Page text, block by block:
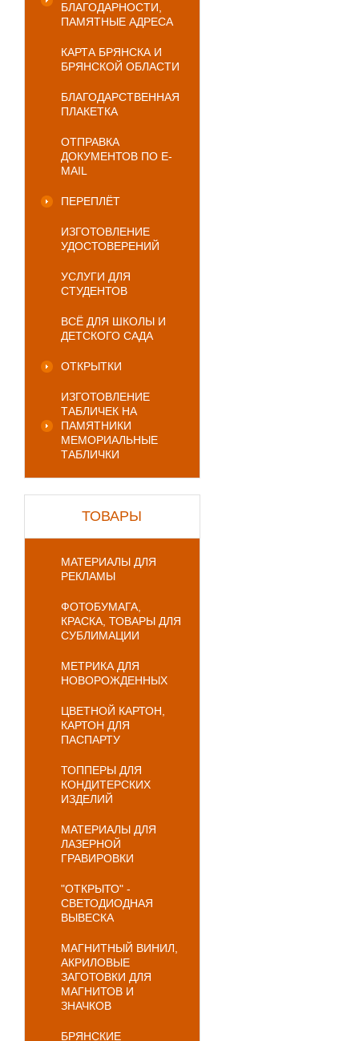
БЛАГОДАРНОСТИ,
ПАМЯТНЫЕ АДРЕСА
КАРТА БРЯНСКА И
БРЯНСКОЙ ОБЛАСТИ
БЛАГОДАРСТВЕННАЯ
ПЛАКЕТКА
ОТПРАВКА
ДОКУМЕНТОВ ПО E-
MAIL
ПЕРЕПЛЁТ
ИЗГОТОВЛЕНИЕ
УДОСТОВЕРЕНИЙ
УСЛУГИ ДЛЯ
СТУДЕНТОВ
ВСЁ ДЛЯ ШКОЛЫ И
ДЕТСКОГО САДА
ОТКРЫТКИ
ИЗГОТОВЛЕНИЕ
ТАБЛИЧЕК НА
ПАМЯТНИКИ
МЕМОРИАЛЬНЫЕ
ТАБЛИЧКИ
ТОВАРЫ
МАТЕРИАЛЫ ДЛЯ
РЕКЛАМЫ
ФОТОБУМАГА,
КРАСКА, ТОВАРЫ ДЛЯ
СУБЛИМАЦИИ
МЕТРИКА ДЛЯ
НОВОРОЖДЕННЫХ
ЦВЕТНОЙ КАРТОН,
КАРТОН ДЛЯ
ПАСПАРТУ
ТОППЕРЫ ДЛЯ
КОНДИТЕРСКИХ
ИЗДЕЛИЙ
МАТЕРИАЛЫ ДЛЯ
ЛАЗЕРНОЙ
ГРАВИРОВКИ
"ОТКРЫТО" -
СВЕТОДИОДНАЯ
ВЫВЕСКА
МАГНИТНЫЙ ВИНИЛ,
АКРИЛОВЫЕ
ЗАГОТОВКИ ДЛЯ
МАГНИТОВ И
ЗНАЧКОВ
БРЯНСКИЕ